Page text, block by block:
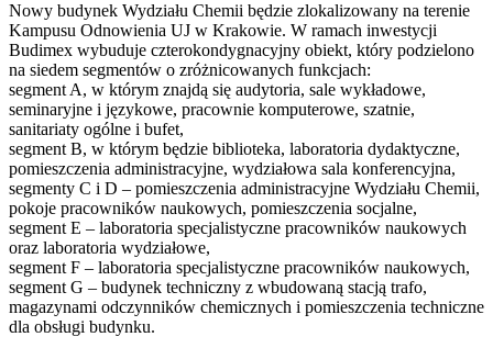
Nowy budynek Wydziału Chemii będzie zlokalizowany na terenie
Kampusu Odnowienia UJ w Krakowie. W ramach inwestycji
Budimex wybuduje czterokondygnacyjny obiekt, który podzielono
na siedem segmentów o zróżnicowanych funkcjach:
segment A, w którym znajdą się audytoria, sale wykładowe,
seminaryjne i językowe, pracownie komputerowe, szatnie,
sanitariaty ogólne i bufet,
segment B, w którym będzie biblioteka, laboratoria dydaktyczne,
pomieszczenia administracyjne, wydziałowa sala konferencyjna,
segmenty C i D – pomieszczenia administracyjne Wydziału Chemii,
pokoje pracowników naukowych, pomieszczenia socjalne,
segment E – laboratoria specjalistyczne pracowników naukowych
oraz laboratoria wydziałowe,
segment F – laboratoria specjalistyczne pracowników naukowych,
segment G – budynek techniczny z wbudowaną stacją trafo,
magazynami odczynników chemicznych i pomieszczenia techniczne
dla obsługi budynku.